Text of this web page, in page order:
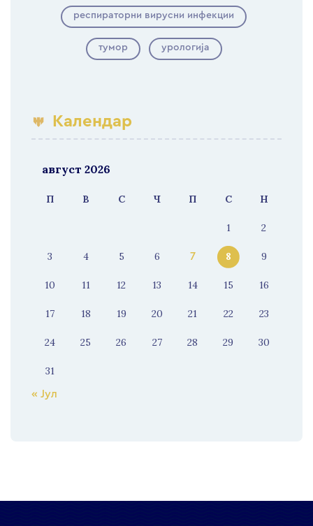
респираторни вирусни инфекции
тумор урологија
Календар
август 2026
П В С Ч П С Н
1 2
3 4 5 6 7 8 9
10 11 12 13 14 15 16
17 18 19 20 21 22 23
24 25 26 27 28 29 30
31
« Јул